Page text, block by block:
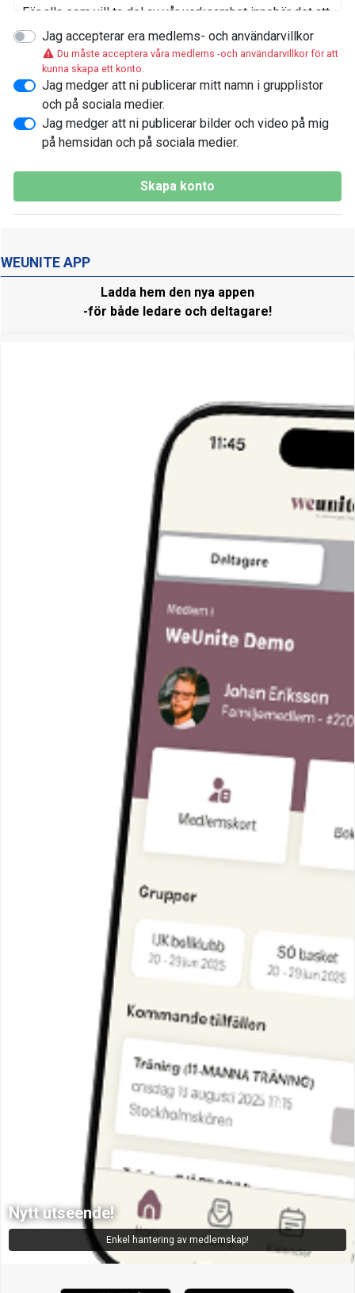
WEUNITE APP
Ladda hem den nya appen
-för både ledare och deltagare!
Nytt utseende!
Enkel hantering av medlemskap!
För alla som vill ta del av vår verksamhet innebär det att
ställa sig bakom och leva upp till vår värdegrund och
policys.
Här
(länk) hittar du våra verksamhetspolicys
(framgångsvågen)
Behandling av personuppgifter
som medlemmarna önskar och krav inom
idrottsrörelsen behandlas personuppgifter nödvändiga
GDPR.
Vi behandlar personuppgifter för att bland annat kunna;
Hantera medlemskap, ta emot anmälningar till och
Vår fulla integritetspolicy mm hittar duhär(länk).
Man kan själv finna, uppdatera och göra utdrag av sina
personuppgifter genom inloggning på medlemskontot.
Vi gallrar personuppgifter löpande som ej är nödvändiga
för rättslig förpliktelse eller allmänt intresse. Det
innebär tex att oanvända användarkonton raderas efter
12 månader och övrig information tas bort med
automatik efter 7 år om de varit kopplade till
myndighetsutövning (tex LOK-stöd) eller
redovisningslagen (fakturor och betalningar).
Jag accepterar era medlems- och användarvillkor
Du måste acceptera våra medlems -och användarvillkor för att
kunna skapa ett konto.
Jag medger att ni publicerar mitt namn i grupplistor
och på sociala medier.
Jag medger att ni publicerar bilder och video på mig
på hemsidan och på sociala medier.
Skapa konto